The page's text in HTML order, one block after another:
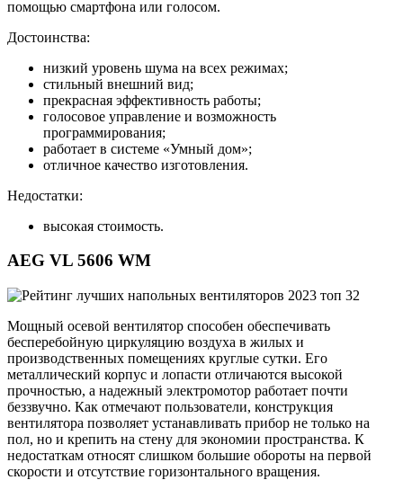
помощью смартфона или голосом.
Достоинства:
низкий уровень шума на всех режимах;
стильный внешний вид;
прекрасная эффективность работы;
голосовое управление и возможность
программирования;
работает в системе «Умный дом»;
отличное качество изготовления.
Недостатки:
высокая стоимость.
AEG VL 5606 WM
Мощный осевой вентилятор способен обеспечивать
бесперебойную циркуляцию воздуха в жилых и
производственных помещениях круглые сутки. Его
металлический корпус и лопасти отличаются высокой
прочностью, а надежный электромотор работает почти
беззвучно. Как отмечают пользователи, конструкция
вентилятора позволяет устанавливать прибор не только на
пол, но и крепить на стену для экономии пространства. К
недостаткам относят слишком большие обороты на первой
скорости и отсутствие горизонтального вращения.